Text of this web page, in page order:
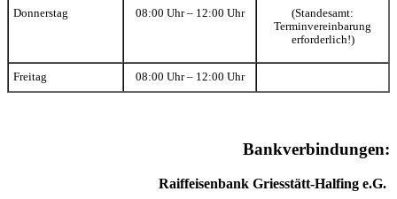
Donnerstag 08:00 Uhr – 12:00 Uhr
(Standesamt:
Terminvereinbarung
erforderlich!)
Freitag 08:00 Uhr – 12:00 Uhr
Bankverbindungen:
Raiffeisenbank Griesstätt-Halfing e.G.